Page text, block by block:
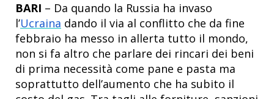
BARI – Da quando la Russia ha invaso
l’Ucraina dando il via al conflitto che da fine
febbraio ha messo in allerta tutto il mondo,
non si fa altro che parlare dei rincari dei beni
di prima necessità come pane e pasta ma
soprattutto dell’aumento che ha subito il